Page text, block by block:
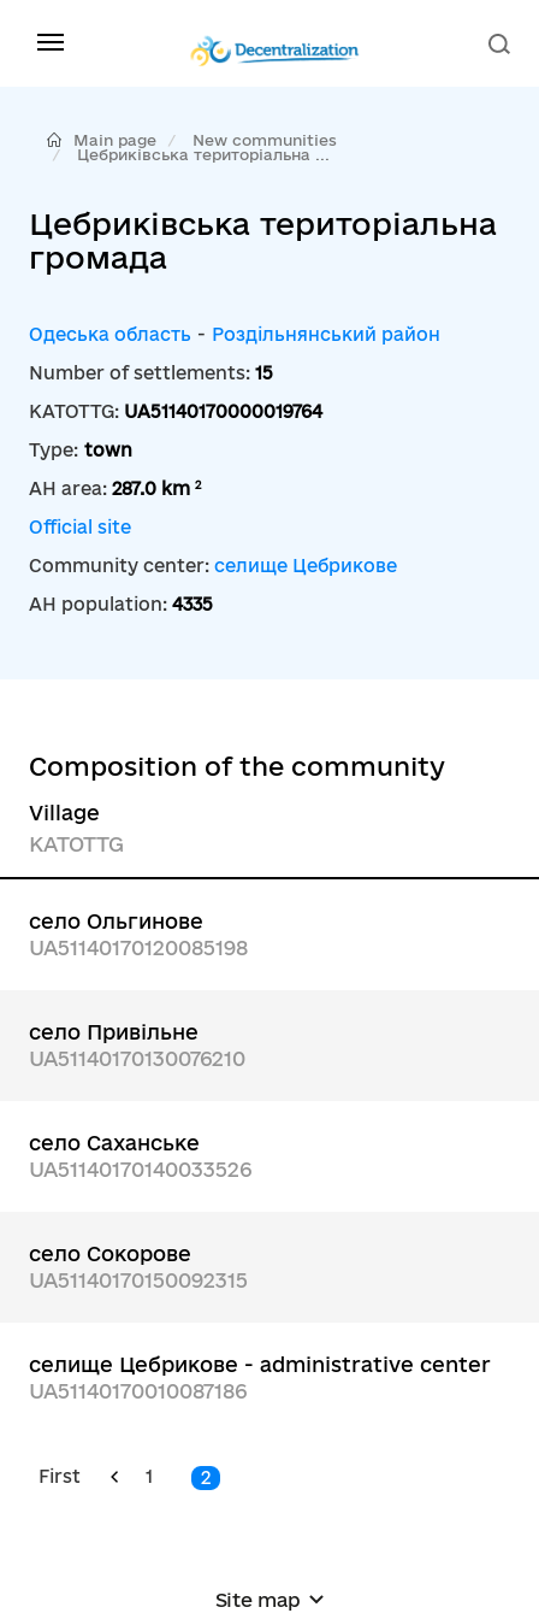
Main page
New communities
Цебриківська територіальна ...
Цебриківська територіальна
громада
Одеська область - Роздільнянський район
Number of settlements: 15
KATOTTG: UA51140170000019764
Type: town
AH area: 287.0 km 2
Official site
Community center: селище Цебрикове
AH population: 4335
Composition of the community
Village
KATOTTG
село Ольгинове
UA51140170120085198
село Привільне
UA51140170130076210
село Саханське
UA51140170140033526
село Сокорове
UA51140170150092315
селище Цебрикове - administrative center
UA51140170010087186
First 1 2
Site map